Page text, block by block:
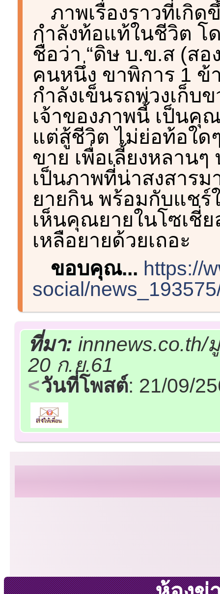
ภาพเรื่องราวที่เกิ
กำลังท้อแท้ในชีวิต โ
ชื่อว่า “ดิษ บ.ข.ส (ส
คนหนึ่ง ขาพิการ 1 ข้
กำลังเข็นรถพ่วงเก็บ
เจ้าของภาพนี้ เป็นคุ
แต่สู้ชีวิต ไม่ย่อท้อใด
ขาย เพื่อเลี้ยงหลาน
เป็นภาพที่น่าสงสาร
ยายกิน พร้อมกับแชร์
เห็นคุณยายในโซเชี่
เหลือยายด้วยเถอะ
ขอบคุณ... https://
social/
ที่มา:
20 ก.ย.61
วันที่โพสต์: 21/09/